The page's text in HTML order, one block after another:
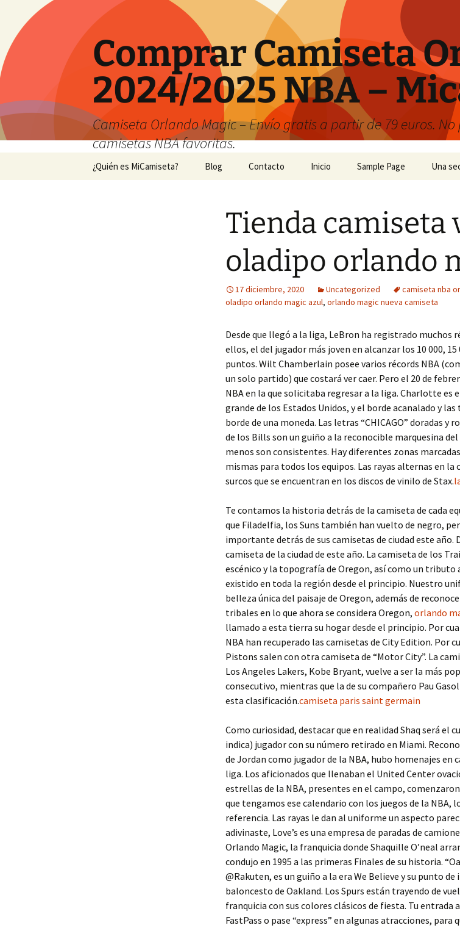
Comprar Camiseta
2024/2025 NBA –
Camiseta Orlando Magic – Envío gratis a partir de 79 euros.
camisetas NBA favoritas.
¿Quién es MiCamiseta? Blog Contacto Inicio Sample Page Una
Tienda camiseta
oladipo orlando
17 diciembre, 2020 Uncategorized camiseta nba
oladipo orlando magic azul, orlando magic nueva camiseta
Desde que llegó a la liga, LeBron ha registrado muchos
ellos, el del jugador más joven en alcanzar los 10 000, 15
puntos. Wilt Chamberlain posee varios récords NBA
un solo partido) que costará ver caer. Pero el 20 de
NBA en la que solicitaba regresar a la liga. Charlotte es
grande de los Estados Unidos, y el borde acanalado y
borde de una moneda. Las letras “CHICAGO” doradas y
de los Bills son un guiño a la reconocible marquesina
menos son consistentes. Hay diferentes zonas
mismas para todos los equipos. Las rayas alternas en
surcos que se encuentran en los discos de vinilo de Stax.
Te contamos la historia detrás de la camiseta de cada
que Filadelfia, los Suns también han vuelto de negro,
importante detrás de sus camisetas de ciudad este año.
camiseta de la ciudad de este año. La camiseta de los
escénico y la topografía de Oregon, así como un tributo
existido en toda la región desde el principio. Nuestro
belleza única del paisaje de Oregon, además de
tribales en lo que ahora se considera Oregon, orlando
llamado a esta tierra su hogar desde el principio. Por
NBA han recuperado las camisetas de City Edition. Por
Pistons salen con otra camiseta de “Motor City”. La
Los Angeles Lakers, Kobe Bryant, vuelve a ser la más
consecutivo, mientras que la de su compañero Pau
esta clasificación.camiseta paris saint germain
Como curiosidad, destacar que en realidad Shaq será el
indica) jugador con su número retirado en Miami.
de Jordan como jugador de la NBA, hubo homenajes en
liga. Los aficionados que llenaban el United Center
estrellas de la NBA, presentes en el campo,
que tengamos ese calendario con los juegos de la NBA,
referencia. Las rayas le dan al uniforme un aspecto
adivinaste, Love’s es una empresa de paradas de
Orlando Magic, la franquicia donde Shaquille O’neal
condujo en 1995 a las primeras Finales de su historia.
@Rakuten, es un guiño a la era We Believe y su punto
baloncesto de Oakland. Los Spurs están trayendo de
franquicia con sus colores clásicos de fiesta. Tu
FastPass o pase “express” en algunas atracciones, para